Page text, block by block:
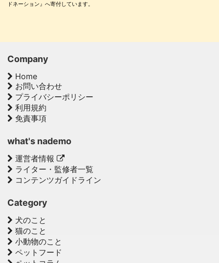
ドネーション』へ寄付しています。
Company
Home
お問い合わせ
プライバシーポリシー
利用規約
免責事項
what's nademo
運営者情報
ライター・監修者一覧
コンテンツガイドライン
Category
犬のこと
猫のこと
小動物のこと
ペットフード